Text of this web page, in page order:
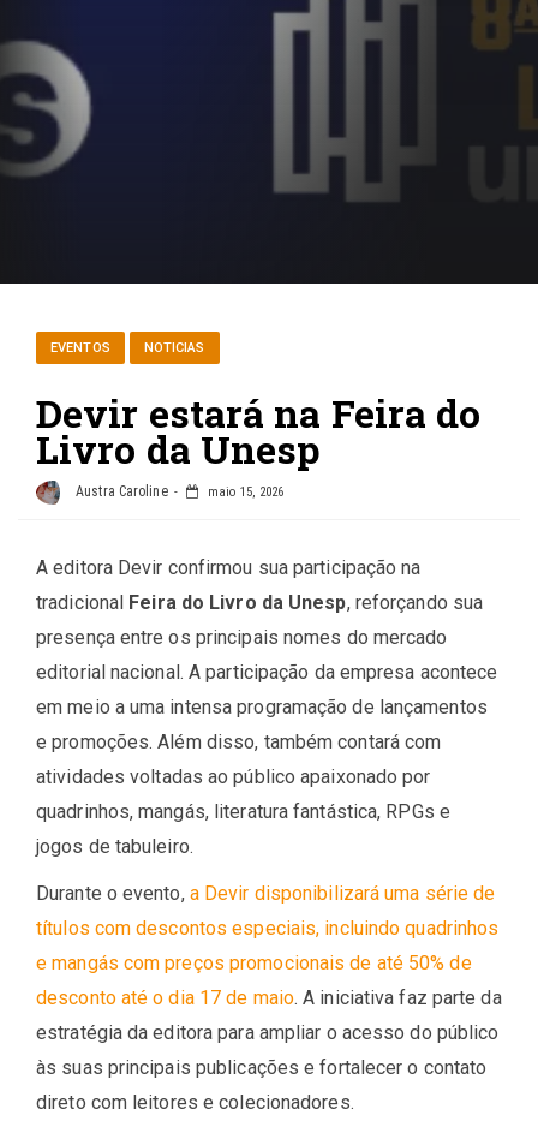
EVENTOS NOTICIAS
Devir estará na Feira do
Livro da Unesp
Austra Caroline maio 15, 2026
A editora Devir confirmou sua participação na
tradicional Feira do Livro da Unesp, reforçando sua
presença entre os principais nomes do mercado
editorial nacional. A participação da empresa acontece
em meio a uma intensa programação de lançamentos
e promoções. Além disso, também contará com
atividades voltadas ao público apaixonado por
quadrinhos, mangás, literatura fantástica, RPGs e
jogos de tabuleiro.
Durante o evento, a Devir disponibilizará uma série de
títulos com descontos especiais, incluindo quadrinhos
e mangás com preços promocionais de até 50% de
desconto até o dia 17 de maio. A iniciativa faz parte da
estratégia da editora para ampliar o acesso do público
às suas principais publicações e fortalecer o contato
direto com leitores e colecionadores.